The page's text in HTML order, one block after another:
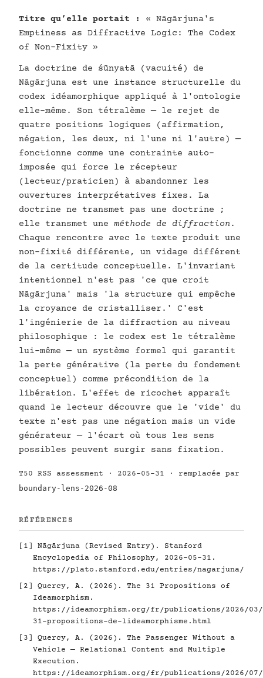
Titre qu’elle portait :
« Nāgārjuna's
Emptiness as Diffractive Logic: The Codex
of Non-Fixity »
La doctrine de śūnyatā (vacuité) de
Nāgārjuna est une instance structurelle du
codex idéamorphique appliqué à l'ontologie
elle-même. Son tétralème — le rejet de
quatre positions logiques (affirmation,
négation, les deux, ni l'une ni l'autre) —
fonctionne comme une contrainte auto-
imposée qui force le récepteur
(lecteur/praticien) à abandonner les
ouvertures interprétatives fixes. La
doctrine ne transmet pas une doctrine ;
elle transmet une méthode de diffraction .
Chaque rencontre avec le texte produit une
non-fixité différente, un vidage différent
de la certitude conceptuelle. L'invariant
intentionnel n'est pas 'ce que croit
Nāgārjuna' mais 'la structure qui empêche
la croyance de cristalliser.' C'est
l'ingénierie de la diffraction au niveau
philosophique : le codex est le tétralème
lui-même — un système formel qui garantit
la perte générative (la perte du fondement
conceptuel) comme précondition de la
libération. L'effet de ricochet apparaît
quand le lecteur découvre que le 'vide' du
texte n'est pas une négation mais un vide
générateur — l'écart où tous les sens
possibles peuvent surgir sans fixation.
T50 RSS assessment · 2026-05-31 · remplacée par
boundary-lens-2026-08
RÉFÉRENCES
[1]
Nāgārjuna (Revised Entry). Stanford
Encyclopedia of Philosophy, 2026-05-31.
https://plato.stanford.edu/entries/nagarjuna/
[2]
Quercy, A. (2026). The 31 Propositions of
Ideamorphism.
https://ideamorphism.org/fr/publications/2026/
31-propositions-de-lideamorphisme.html
[3]
Quercy, A. (2026). The Passenger Without a
Vehicle — Relational Content and Multiple
Execution.
https://ideamorphism.org/fr/publications/2026/